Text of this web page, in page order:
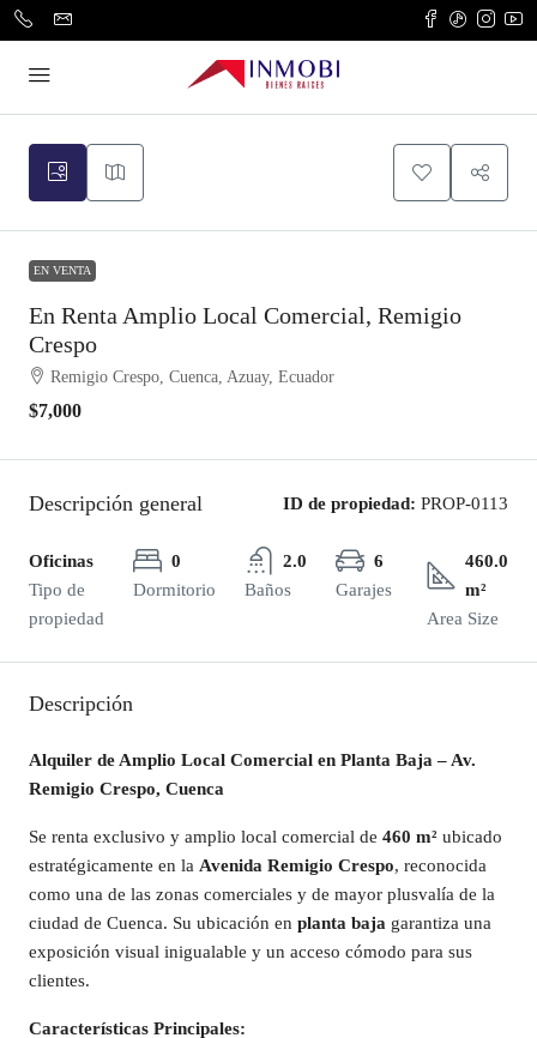
EN VENTA
En Renta Amplio Local Comercial, Remigio
Crespo
Remigio Crespo, Cuenca, Azuay, Ecuador
$7,000
Descripción general ID de propiedad: PROP-0113
Oficinas
Tipo de
propiedad
0
Dormitorio
2.0
Baños
6
Garajes
460.0
m²
Area Size
Descripción
Alquiler de Amplio Local Comercial en Planta Baja – Av.
Remigio Crespo, Cuenca
Se renta exclusivo y amplio local comercial de 460 m² ubicado
estratégicamente en la Avenida Remigio Crespo, reconocida
como una de las zonas comerciales y de mayor plusvalía de la
ciudad de Cuenca. Su ubicación en planta baja garantiza una
exposición visual inigualable y un acceso cómodo para sus
clientes.
Características Principales: